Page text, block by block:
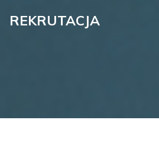
REKRUTACJA